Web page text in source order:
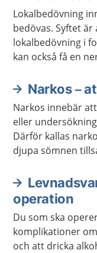
Lokalbedövning
bedövas. Syftet
lokalbedövning i
kan också få en
Narkos –
Narkos innebär
eller
Därför kallas
djupa sömnen
av det som
operation
Du som ska
komplikationer
och att dricka